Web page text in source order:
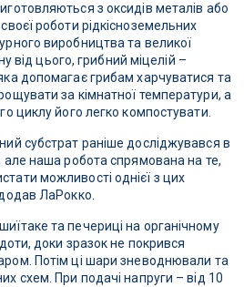
з оксидів металів або
роботи рідкісноземельних
виробництва та великої
від цього, грибний міцелій –
допомагає грибам харчуватися та
за кімнатної температури, а
циклу його легко компостувати.
субстрат раніше досліджувався в
але наша робота спрямована на те,
можливості однієї з цих
ЛаРокко.
та печериці на органічному
доки зразок не покрився
Потім ці шари зневоднювали та
схем. При подачі напруги – від 10